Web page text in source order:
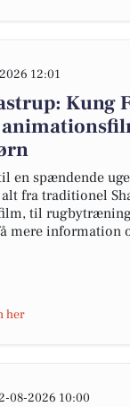
12:01
Kung
en spændende
fra traditionel
til
mere information
her
08-2026 10:00